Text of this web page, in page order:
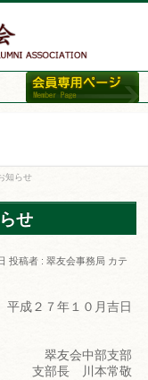
知らせ
せ
投稿者 :翠友会事務局 カテ
平成２７年１０月吉日
翠友会中部支部
支部長 川本常敬